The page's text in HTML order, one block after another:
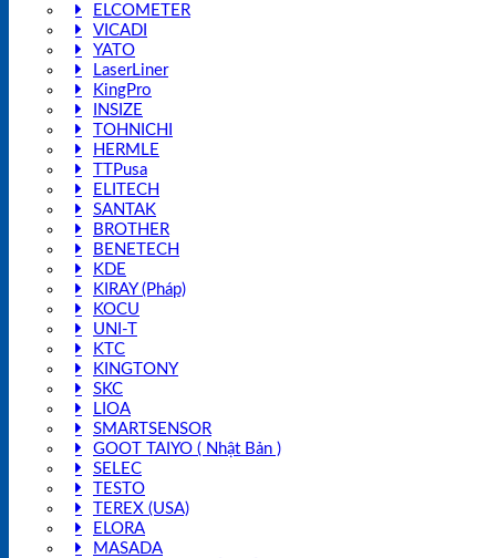
ELCOMETER
VICADI
YATO
LaserLiner
KingPro
INSIZE
TOHNICHI
HERMLE
TTPusa
ELITECH
SANTAK
BROTHER
BENETECH
KDE
KIRAY (Pháp)
KOCU
UNI-T
KTC
KINGTONY
SKC
LIOA
SMARTSENSOR
GOOT TAIYO ( Nhật Bản )
SELEC
TESTO
TEREX (USA)
ELORA
MASADA